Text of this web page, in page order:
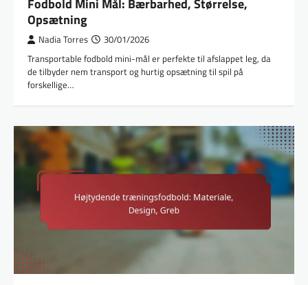
Fodbold Mini Mål: Bærbarhed, Størrelse,
Opsætning
Nadia Torres 30/01/2026
Transportable fodbold mini-mål er perfekte til afslappet leg, da
de tilbyder nem transport og hurtig opsætning til spil på
forskellige…